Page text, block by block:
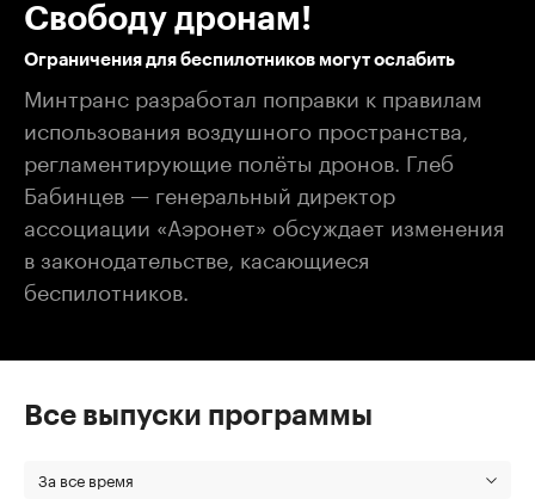
Свободу дронам!
Ограничения для беспилотников могут ослабить
Минтранс разработал поправки к правилам
использования воздушного пространства,
регламентирующие полёты дронов. Глеб
Бабинцев — генеральный директор
ассоциации «Аэронет» обсуждает изменения
в законодательстве, касающиеся
беспилотников.
Все выпуски программы
За все время